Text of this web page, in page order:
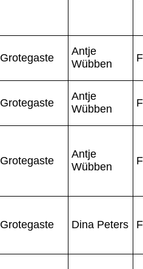
Grotegaste
Antje
Wübben
Grotegaste
Antje
Wübben
Grotegaste
Antje
Wübben
Grotegaste Dina Peters